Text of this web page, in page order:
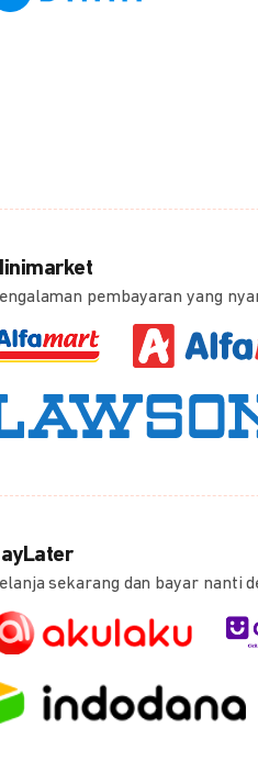
pembayaran yang
sekarang dan bayar nanti